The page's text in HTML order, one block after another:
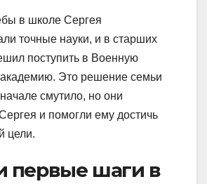
в школе Сергея
точные науки, и в старших
поступить в Военную
Это решение семьи
смутило, но они
и помогли ему достичь
цели.
первые шаги в